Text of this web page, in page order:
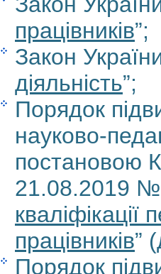
працівників”;
Закон
діяльність”;
Порядок
науково-
постановою
21.08.2019 №
кваліфікації
працівників”
Порядок